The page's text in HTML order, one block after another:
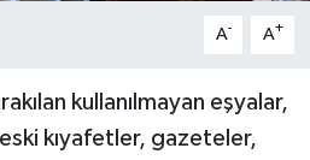
A- A+
kullanılmayan eşyalar,
eski kıyafetler, gazeteler,